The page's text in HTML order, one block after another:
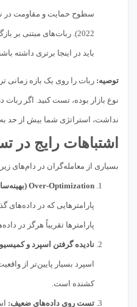
باید در اینجا برتری داشته
توصیه:
نوع بازار بوده، تست کنید. اگر
نداشت، استراتژی شما بیش از حد
اشتباهات رایج
بسیاری از معامله‌گران در دام‌های
Over-Optimization (بهینه‌سازی بیش از حد):
پارامترهایی که در
پارامترها تقریباً هرگز در
نادیده گرفتن اسپرد و
اسپرد بسیار پایین‌تر از
کشنده است.
تست روی داده‌های ضعیف: